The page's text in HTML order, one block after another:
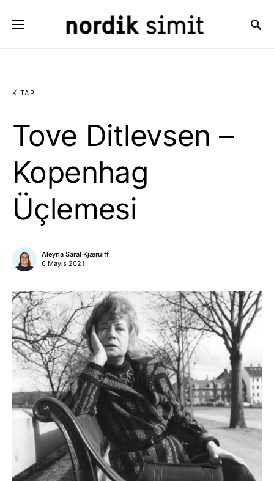
KITAP
Tove Ditlevsen –
Kopenhag
Üçlemesi
Aleyna Saral Kjærulff
6 Mayıs 2021